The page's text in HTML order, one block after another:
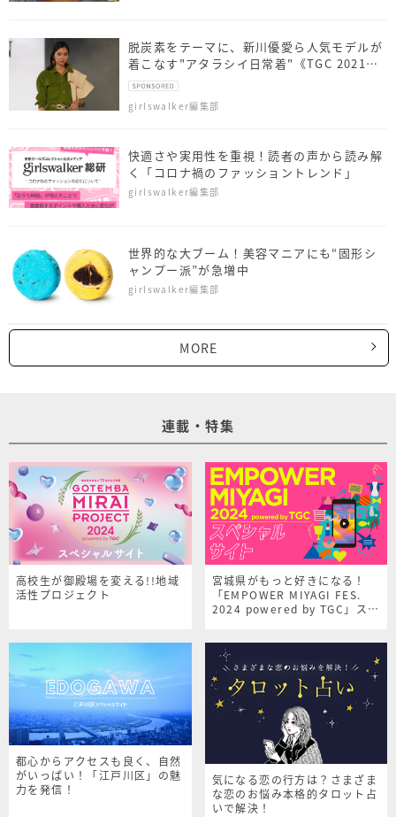
脱炭素をテーマに、新川優愛ら人気モデルが
着こなす"アタラシイ日常着"《TGC 2021
AW 》
girlswalker編集部
快適さや実用性を重視！読者の声から読み解
く「コロナ禍のファッショントレンド」
girlswalker編集部
世界的な大ブーム！美容マニアにも“固形シ
ャンプー派”が急増中
girlswalker編集部
MORE
連載・特集
高校生が御殿場を変える!!地域
活性プロジェクト
宮城県がもっと好きになる！
「EMPOWER MIYAGI FES.
2024 powered by TGC」スペ
都心からアクセスも良く、自然
がいっぱい！「江戸川区」の魅
力を発信！
気になる恋の行方は？さまざま
な恋のお悩み本格的タロット占
いで解決！